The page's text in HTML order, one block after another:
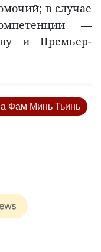
в случае
—
и Премьер-
Фам Минь Тьинь